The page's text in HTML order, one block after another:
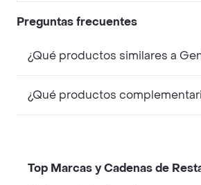
Preguntas frecuentes
¿Qué productos similares a
¿Qué productos
Top Marcas y Cadenas de